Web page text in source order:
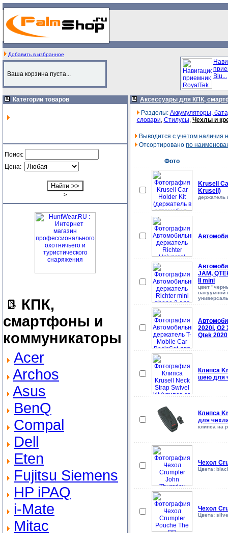
Добавить в избранное
Ваша корзина пуста...
Категории товаров
Поиск:
Цена:
>
КПК,
смартфоны и
коммуникаторы
Acer
Archos
Asus
BenQ
Compal
Dell
Eten
Fujitsu Siemens
HP iPAQ
i-Mate
Mitac
Blu...
Аксессуары для КПК,
Разделы: Аккумуляторы,
словари, Стилусы, Чехлы и
Выводится с учетом наличия
Отсортировано по
Фото
Krusell
Krusell)
держатель
JAM,
II mini
цвет
вакуумной
2020i, O2
Qtek 2020
Клипса
шею для
Клипса
для
клипса на
Чехол
Цвета:
Чехол
Цвета: